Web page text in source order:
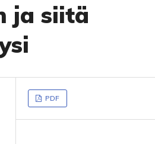
ja siitä
PDF